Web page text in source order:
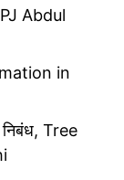
Abdul
in
निबंध, Tree